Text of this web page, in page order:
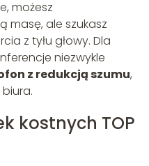
możesz
masę, ale szukasz
z tyłu głowy. Dla
niezwykle
z redukcją szumu,
kostnych TOP